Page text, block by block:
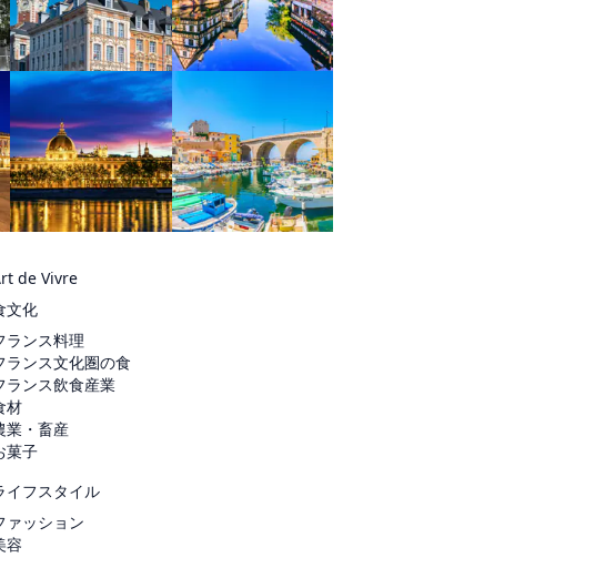
de Vivre
文化
ランス料理
ランス文化圏の食
ランス飲食産業
材
業・畜産
菓子
イフスタイル
ァッション
容